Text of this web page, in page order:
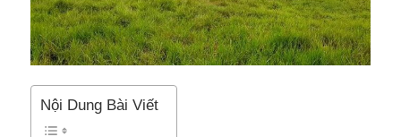
Nội Dung Bài Viết